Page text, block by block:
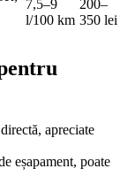
7,5–9
l/100 km
200–
350 lei
apreciate
eșapament, poate